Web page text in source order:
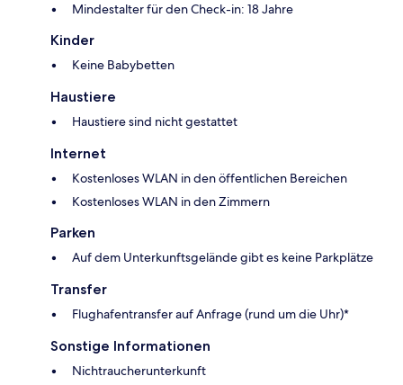
Mindestalter für den Check-in: 18 Jahre
Kinder
Keine Babybetten
Haustiere
Haustiere sind nicht gestattet
Internet
Kostenloses WLAN in den öffentlichen Bereichen
Kostenloses WLAN in den Zimmern
Parken
Auf dem Unterkunftsgelände gibt es keine Parkplätze
Transfer
Flughafentransfer auf Anfrage (rund um die Uhr)*
Sonstige Informationen
Nichtraucherunterkunft